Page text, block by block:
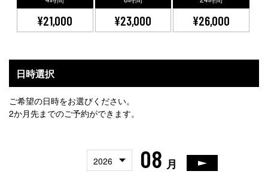
¥21,000 ¥23,000 ¥26,000
日時選択
ご希望の日時をお選びください。
2か月先までのご予約ができます。
2026 08 月